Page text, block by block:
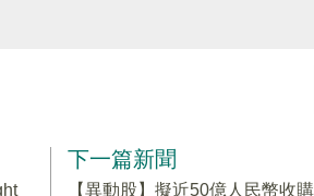
下一篇新聞
【異動股】擬近50億人民幣收